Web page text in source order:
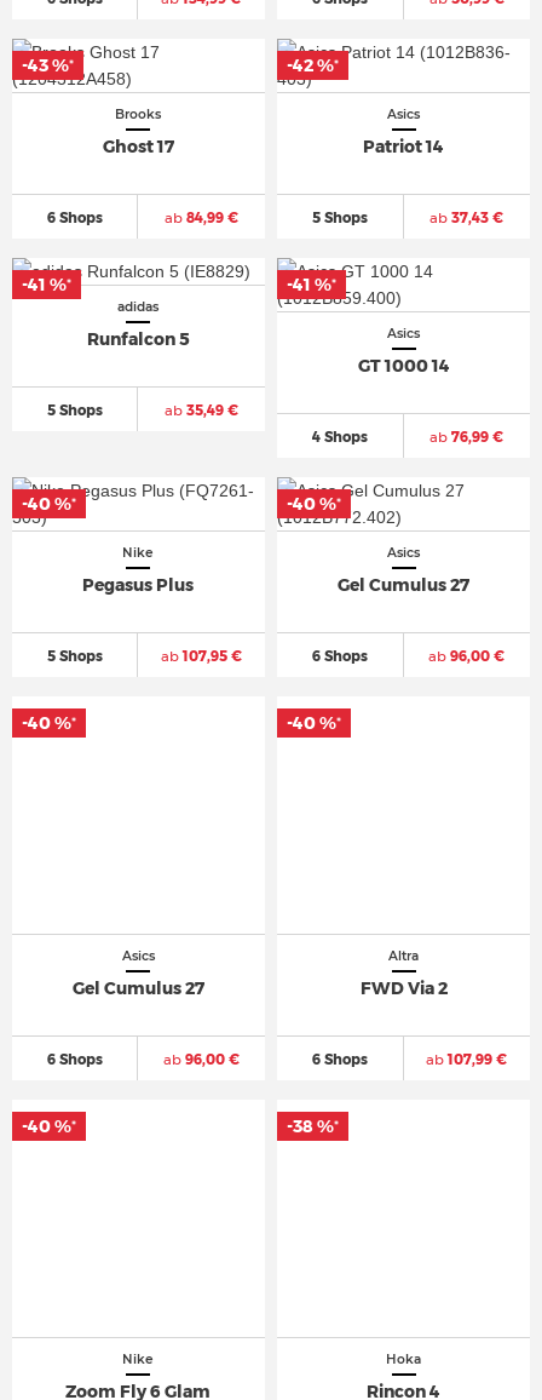
Brooks
Ghost 17
6 Shops ab84,99 €
-43 %*
Asics
Patriot 14
5 Shops ab 37,43 €
-42 %*
adidas
Runfalcon 5
5 Shops ab35,49 €
-41 %*
Asics
GT 1000 14
4 Shops ab 76,99 €
-41 %*
Nike
Pegasus Plus
5 Shops ab107,95 €
-40 %*
Asics
Gel Cumulus 27
6 Shops ab 96,00 €
-40 %*
Asics
Gel Cumulus 27
6 Shops ab96,00 €
-40 %*
Altra
FWD Via 2
6 Shops ab107,99 €
-40 %*
Nike
Zoom Fly 6 Glam
-40 %*
Hoka
Rincon 4
-38 %*